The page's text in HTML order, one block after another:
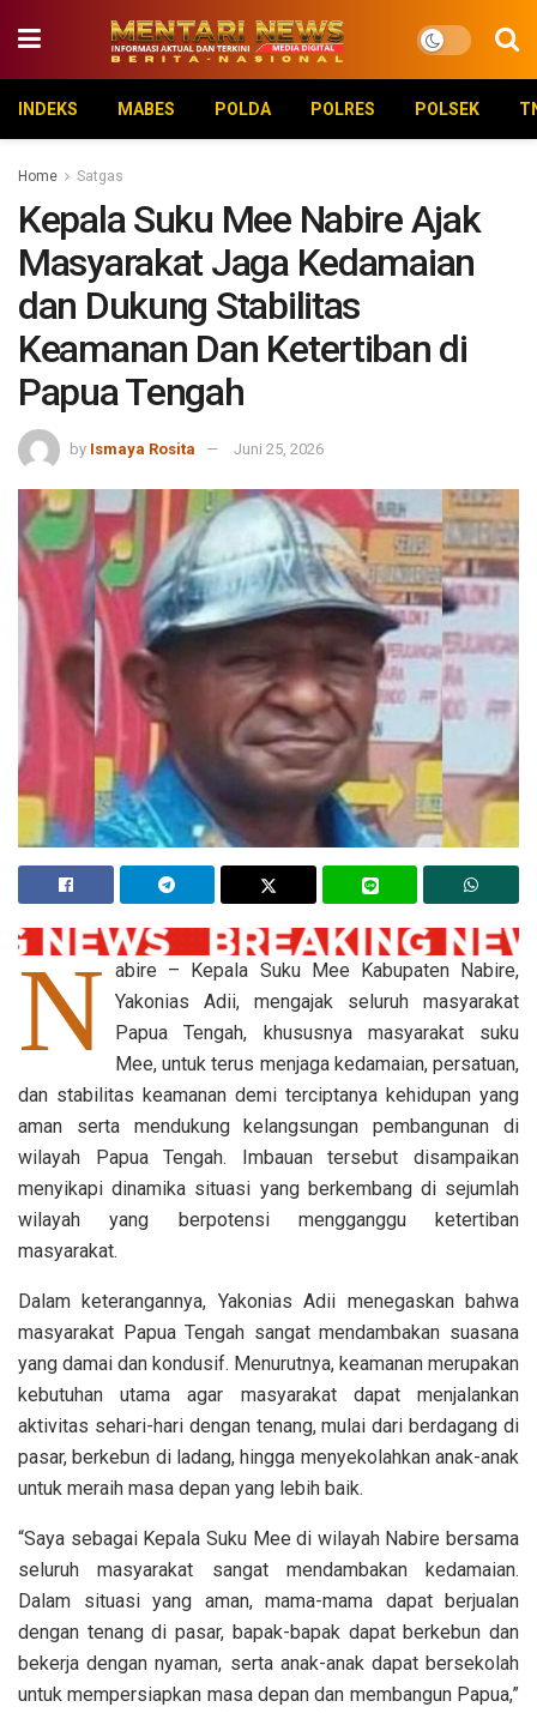
INDEKS MABES POLDA POLRES POLSEK
Home Satgas
Kepala Suku Mee Nabire Ajak
Masyarakat Jaga Kedamaian
dan Dukung Stabilitas
Keamanan Dan Ketertiban di
Papua Tengah
by Ismaya Rosita Juni 25, 2026
N abire – Kepala Suku Mee Kabupaten Nabire,
Yakonias Adii, mengajak seluruh masyarakat
Papua Tengah, khususnya masyarakat suku
Mee, untuk terus menjaga kedamaian, persatuan,
dan stabilitas keamanan demi terciptanya kehidupan yang
aman serta mendukung kelangsungan pembangunan di
wilayah Papua Tengah. Imbauan tersebut disampaikan
menyikapi dinamika situasi yang berkembang di sejumlah
wilayah yang berpotensi mengganggu ketertiban
masyarakat.
Dalam keterangannya, Yakonias Adii menegaskan bahwa
masyarakat Papua Tengah sangat mendambakan suasana
yang damai dan kondusif. Menurutnya, keamanan merupakan
kebutuhan utama agar masyarakat dapat menjalankan
aktivitas sehari-hari dengan tenang, mulai dari berdagang di
pasar, berkebun di ladang, hingga menyekolahkan anak-anak
untuk meraih masa depan yang lebih baik.
“Saya sebagai Kepala Suku Mee di wilayah Nabire bersama
seluruh masyarakat sangat mendambakan kedamaian.
Dalam situasi yang aman, mama-mama dapat berjualan
dengan tenang di pasar, bapak-bapak dapat berkebun dan
bekerja dengan nyaman, serta anak-anak dapat bersekolah
untuk mempersiapkan masa depan dan membangun Papua,”